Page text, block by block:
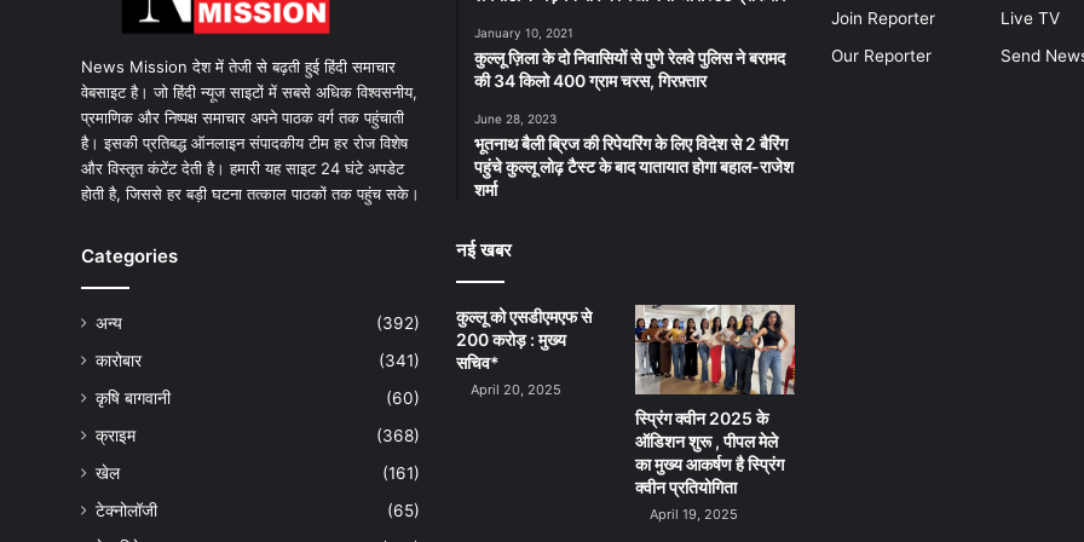
News Mission देश में तेजी से बढ़ती हुई हिंदी समाचार
वेबसाइट है। जो हिंदी न्यूज साइटों में सबसे अधिक विश्वसनीय,
प्रमाणिक और निष्पक्ष समाचार अपने पाठक वर्ग तक पहुंचाती
है। इसकी प्रतिबद्ध ऑनलाइन संपादकीय टीम हर रोज विशेष
और विस्तृत कंटेंट देती है। हमारी यह साइट 24 घंटे अपडेट
होती है, जिससे हर बड़ी घटना तत्काल पाठकों तक पहुंच सके।
Categories
अन्य
(392)
कारोबार
(341)
कृषि बागवानी
(60)
क्राइम
(368)
खेल
(161)
टेक्नोलॉजी
(65)
January 10, 2021
कुल्लू ज़िला के दो निवासियों से पुणे रेलवे पुलिस ने बरामद
की 34 किलो 400 ग्राम चरस, गिरफ़्तार
June 28, 2023
भूतनाथ बैली ब्रिज की रिपेयरिंग के लिए विदेश से 2 बैरिंग
पहुंचे कुल्लू लोढ़ टैस्ट के बाद यातायात होगा बहाल-राजेश
शर्मा
नई खबर
कुल्लू को एसडीएमएफ से
200 करोड़ : मुख्य
सचिव*
April 20, 2025
स्प्रिंग क्वीन 2025 के
ऑडिशन शुरू , पीपल मेले
का मुख्य आकर्षण है स्प्रिंग
क्वीन प्रतियोगिता
April 19, 2025
Join Reporter
Live TV
Our Reporter
Send